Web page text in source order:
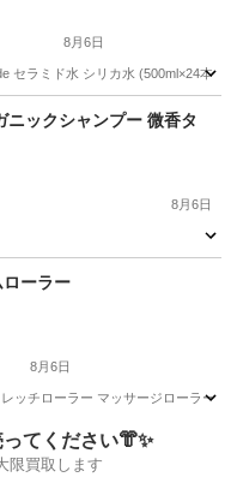
8月6日
セラミド水 シリカ水 (500ml×24本
ミネラルウォーター
ニックシャンプー 微香タ
8月6日
ーラー
8月6日
ッチローラー マッサージローラ
膜 てください👘✨
限買取します